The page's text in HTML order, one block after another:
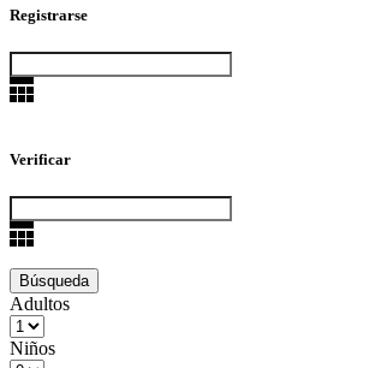
Registrarse
Verificar
Adultos
Niños